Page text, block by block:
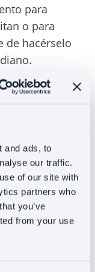
and ads, to
our traffic.
of our site with
partners who
you’ve
from your use
para
o para
de hacérselo
una persona
: trátalos
ti. Prueba con
te